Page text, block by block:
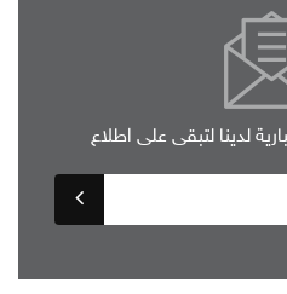
لدينا لتبقى على اطلاع